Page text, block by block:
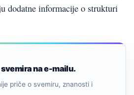
dodatne informacije o strukturi
na e-mailu.
priče o svemiru, znanosti i